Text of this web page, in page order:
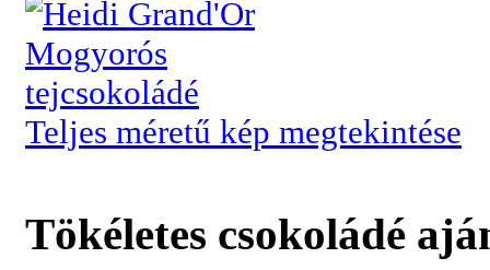
Teljes méretű kép megtekintése
Tökéletes csokoládé